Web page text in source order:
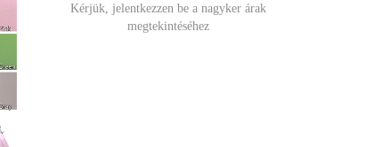
Kérjük, jelentkezzen be a nagyker árak
megtekintéséhez